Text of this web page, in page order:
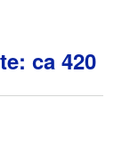
ca 420